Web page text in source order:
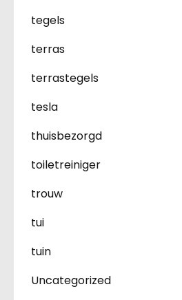
tegels
terras
terrastegels
tesla
thuisbezorgd
toiletreiniger
trouw
tui
tuin
Uncategorized